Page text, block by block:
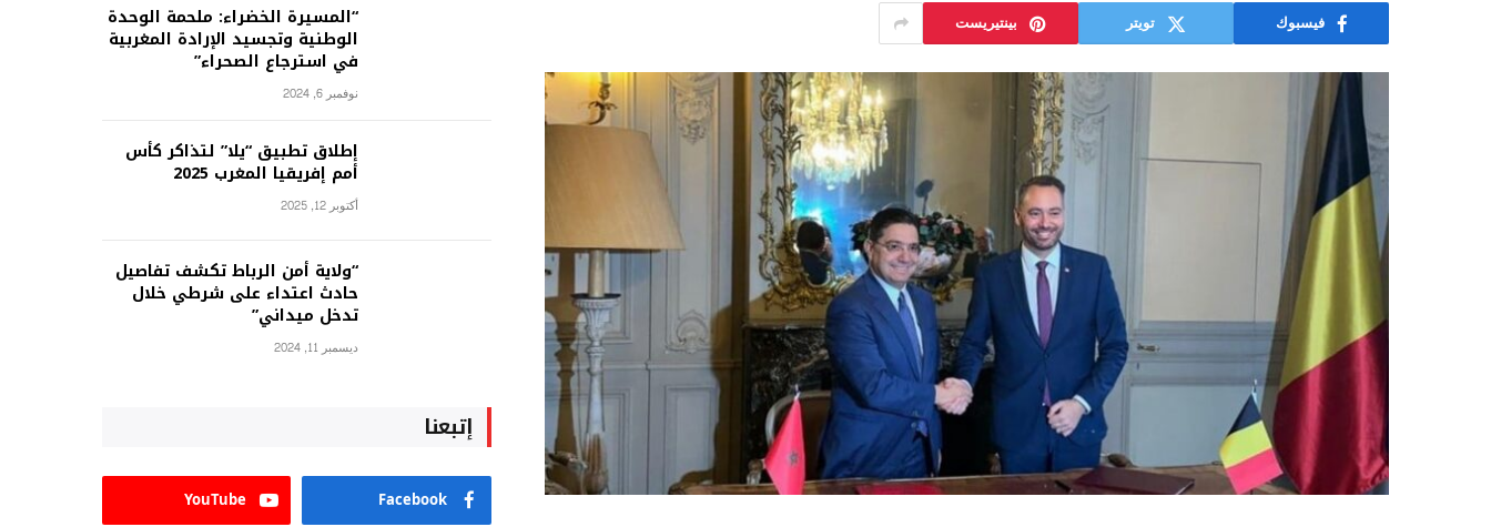
فيسبوك تويتر بينتيريست “المسيرة الخضراء: ملحمة الوحدة
الوطنية وتجسيد الإرادة المغربية
في استرجاع الصحراء”
نوفمبر 6, 2024
إطلاق تطبيق “يلا” لتذاكر كأس
أمم إفريقيا المغرب 2025
أكتوبر 12, 2025
“ولاية أمن الرباط تكشف تفاصيل
حادث اعتداء على شرطي خلال
تدخل ميداني”
ديسمبر 11, 2024
إتبعنا
Facebook
YouTube